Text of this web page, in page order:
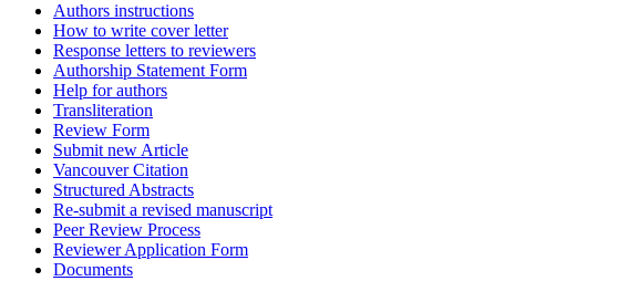
Authors instructions
How to write cover letter
Response letters to reviewers
Authorship Statement Form
Help for authors
Transliteration
Review Form
Submit new Article
Vancouver Citation
Structured Abstracts
Re-submit a revised manuscript
Peer Review Process
Reviewer Application Form
Documents